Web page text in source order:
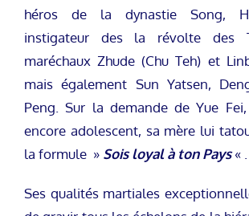
héros de la dynastie Song,
instigateur des la révolte des
maréchaux Zhude (Chu Teh) et
mais également Sun Yatsen,
Peng. Sur la demande de Yue
encore adolescent, sa mère lui
la formule » Sois loyal à ton Pays« .
Ses qualités martiales